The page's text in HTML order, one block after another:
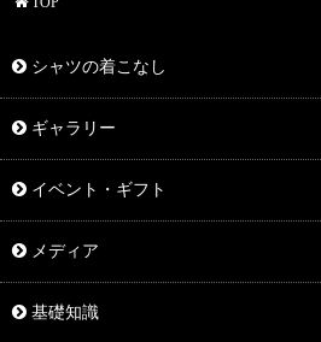
シャツの着こなし
ギャラリー
イベント・ギフト
メディア
基礎知識